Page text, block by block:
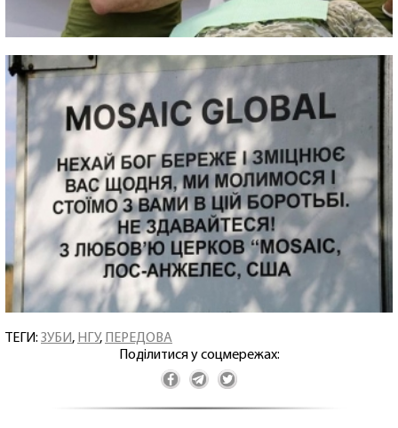
ТЕГИ: ЗУБИ, НГУ, ПЕРЕДОВА
Поділитися у соцмережах: